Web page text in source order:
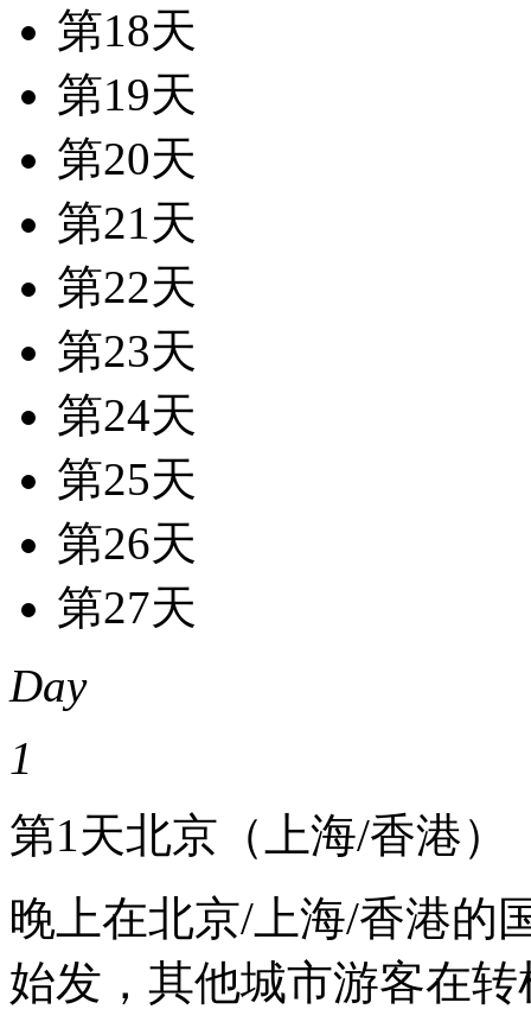
第18天
第19天
第20天
第21天
第22天
第23天
第24天
第25天
第26天
第27天
Day
1
第1天北京（上海/香港）
晚上在北京/上海/香港的
始发，其他城市游客在